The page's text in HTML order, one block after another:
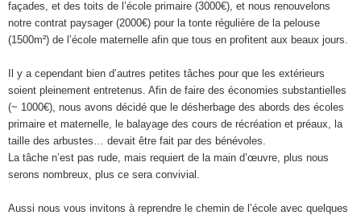
façades, et des toits de l’école primaire (3000€), et nous renouvelons
notre contrat paysager (2000€) pour la tonte régulière de la pelouse
(1500m²) de l’école maternelle afin que tous en profitent aux beaux jours.
Il y a cependant bien d’autres petites tâches pour que les extérieurs
soient pleinement entretenus. Afin de faire des économies substantielles
(~ 1000€), nous avons décidé que le désherbage des abords des écoles
primaire et maternelle, le balayage des cours de récréation et préaux, la
taille des arbustes… devait être fait par des bénévoles.
La tâche n’est pas rude, mais requiert de la main d’œuvre, plus nous
serons nombreux, plus ce sera convivial.
Aussi nous vous invitons à reprendre le chemin de l’école avec quelques